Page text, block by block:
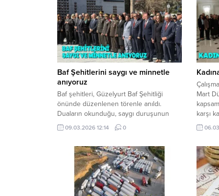
Baf Şehitlerini saygı ve minnetle
anıyoruz
Baf şehitleri, Güzelyurt Baf Şehitliği
önünde düzenlenen törenle anıldı.
Duaların okunduğu, saygı duruşunun
gerçekleştirildiği törende şehitlerin
fedakârlığı bir kez daha vurgulanırken,
koruduğu ifade edildi. Törende birlik,
vefa ve tarih bilinci ön plana çıktı.
09.03.2026 12:14 0
Mart
karşı
bir
Sosyal